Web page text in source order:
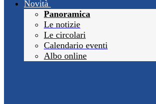
Novità
Panoramica
Le notizie
Le circolari
Calendario eventi
Albo online